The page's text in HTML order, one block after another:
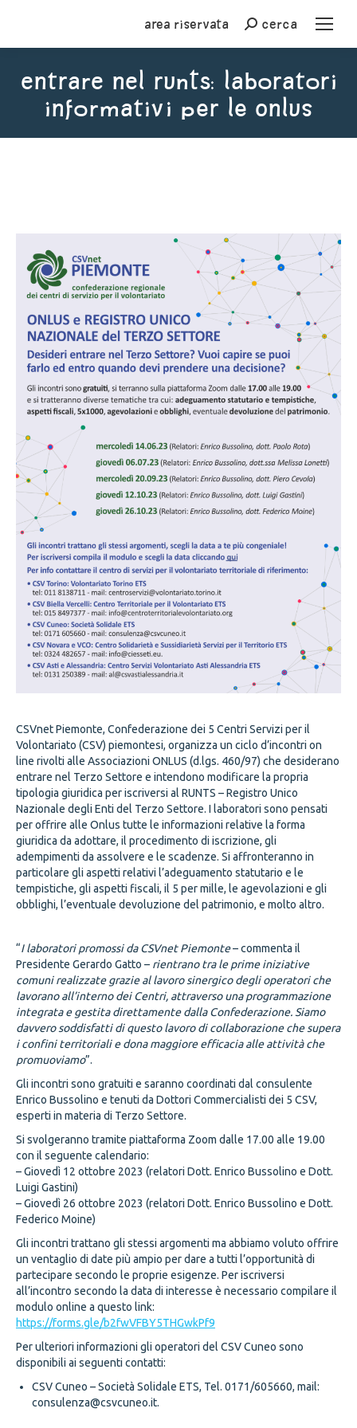
Area riservata Cercacerca
Entrare nel RUNTS: laboratori
informativi per le Onlus
CSVnet Piemonte, Confederazione dei 5 Centri Servizi per il
Volontariato (CSV) piemontesi, organizza un ciclo d’incontri on
line rivolti alle Associazioni ONLUS (d.lgs. 460/97) che desiderano
entrare nel Terzo Settore e intendono modificare la propria
tipologia giuridica per iscriversi al RUNTS – Registro Unico
Nazionale degli Enti del Terzo Settore. I laboratori sono pensati
per offrire alle Onlus tutte le informazioni relative la forma
giuridica da adottare, il procedimento di iscrizione, gli
adempimenti da assolvere e le scadenze. Si affronteranno in
particolare gli aspetti relativi l’adeguamento statutario e le
tempistiche, gli aspetti fiscali, il 5 per mille, le agevolazioni e gli
obblighi, l’eventuale devoluzione del patrimonio, e molto altro.
“I laboratori promossi da CSVnet Piemonte– commenta il
Presidente Gerardo Gatto – rientrano tra le prime iniziative
comuni realizzate grazie al lavoro sinergico degli operatori che
lavorano all’interno dei Centri, attraverso una programmazione
integrata e gestita direttamente dalla Confederazione. Siamo
davvero soddisfatti di questo lavoro di collaborazione che supera
i confini territoriali e dona maggiore efficacia alle attività che
promuoviamo”.
Gli incontri sono gratuiti e saranno coordinati dal consulente
Enrico Bussolino e tenuti da Dottori Commercialisti dei 5 CSV,
esperti in materia di Terzo Settore.
Si svolgeranno tramite piattaforma Zoom dalle 17.00 alle 19.00
con il seguente calendario:
– Giovedì 12 ottobre 2023 (relatori Dott. Enrico Bussolino e Dott.
Luigi Gastini)
– Giovedì 26 ottobre 2023 (relatori Dott. Enrico Bussolino e Dott.
Federico Moine)
Gli incontri trattano gli stessi argomenti ma abbiamo voluto offrire
un ventaglio di date più ampio per dare a tutti l’opportunità di
partecipare secondo le proprie esigenze. Per iscriversi
all’incontro secondo la data di interesse è necessario compilare il
modulo online a questo link:
https://forms.gle/b2fwVFBY5THGwkPf9
Per ulteriori informazioni gli operatori del CSV Cuneo sono
disponibili ai seguenti contatti:
CSV Cuneo – Società Solidale ETS, Tel. 0171/605660, mail:
consulenza@csvcuneo.it.